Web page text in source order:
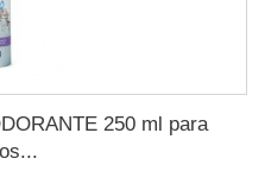
250 ml para